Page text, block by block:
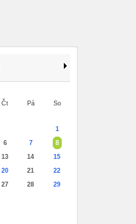
Čt Pá So
1
6 7
8
13 14
15
20 21
22
27 28
29